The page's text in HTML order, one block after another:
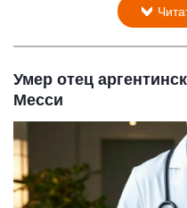
Умер отец
Месси